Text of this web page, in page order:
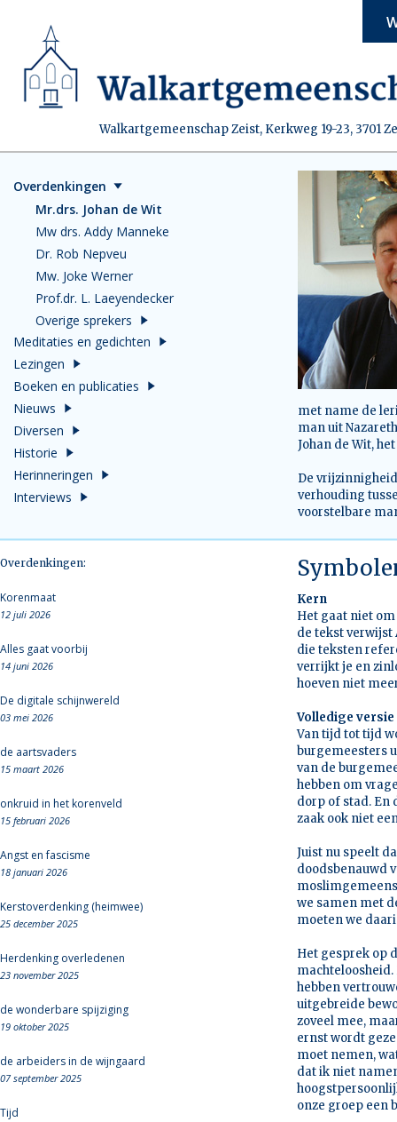
Walkartgemeenschap Zeist, Kerkweg 19-23, 3701
Overdenkingen
Mr.drs. Johan de Wit
Mw drs. Addy Manneke
Dr. Rob Nepveu
Mw. Joke Werner
Prof.dr. L. Laeyendecker
Overige sprekers
Meditaties en gedichten
Lezingen
Boeken en publicaties
Nieuws
Diversen
Historie
Herinneringen
Interviews
met name de
man uit
Johan de Wit,
De
verhouding
voorstelbare
Overdenkingen:
Korenmaat
12 juli 2026
Alles gaat voorbij
14 juni 2026
De digitale schijnwereld
03 mei 2026
de aartsvaders
15 maart 2026
onkruid in het korenveld
15 februari 2026
Angst en fascisme
18 januari 2026
Kerstoverdenking (heimwee)
25 december 2025
Herdenking overledenen
23 november 2025
de wonderbare spijziging
19 oktober 2025
de arbeiders in de wijngaard
07 september 2025
Tijd
Kern
Het gaat niet
de tekst verwijst
die teksten
verrijkt je en
hoeven niet
Volledige versie
Van tijd tot tijd
burgemeesters
van de
hebben om
dorp of stad. En
zaak ook niet
Juist nu speelt
doodsbenauwd
we samen met
moeten we
Het gesprek op
hebben
uitgebreide
zoveel mee,
ernst wordt
moet nemen,
dat ik niet
onze groep een